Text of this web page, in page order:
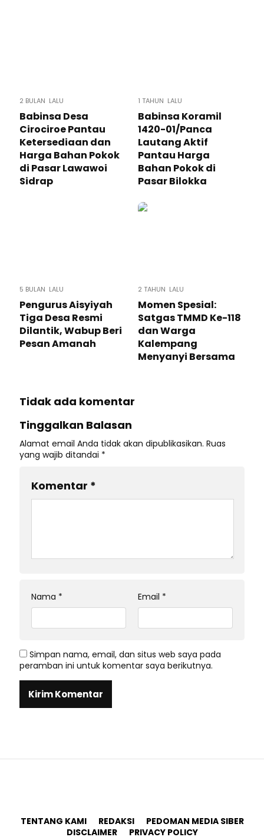
2 BULAN LALU
Babinsa Desa
Cirociroe Pantau
Ketersediaan dan
Harga Bahan Pokok
di Pasar Lawawoi
Sidrap
1 TAHUN LALU
Babinsa Koramil
1420-01/Panca
Lautang Aktif
Pantau Harga
Bahan Pokok di
Pasar Bilokka
5 BULAN LALU
Pengurus Aisyiyah
Tiga Desa Resmi
Dilantik, Wabup Beri
Pesan Amanah
2 TAHUN LALU
Momen Spesial:
Satgas TMMD Ke-118
dan Warga
Kalempang
Menyanyi Bersama
Tidak ada komentar
Tinggalkan Balasan
Alamat email Anda tidak akan dipublikasikan. Ruas
yang wajib ditandai *
Komentar *
Nama * Email *
Simpan nama, email, dan situs web saya pada
peramban ini untuk komentar saya berikutnya.
TENTANG KAMI REDAKSI
PEDOMAN MEDIA SIBER
DISCLAIMER
PRIVACY POLICY